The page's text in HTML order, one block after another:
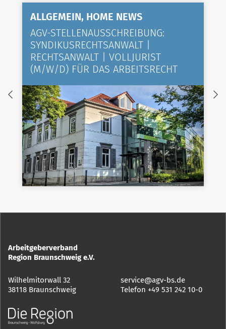
ALLGEMEIN, HOME NEWS
AGV-STELLENAUSSCHREIBUNG:
SYNDIKUSRECHTSANWALT |
RECHTSANWALT | VOLLJURIST
(M/W/D) FÜR DAS ARBEITSRECHT
Arbeitgeberverband
Region Braunschweig e.V.
Wilhelmitorwall 32
38118 Braunschweig
service@agv-bs.de
Telefon +49 531 242 10-0